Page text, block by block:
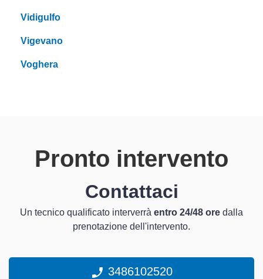
Vidigulfo
Vigevano
Voghera
Pronto intervento
Contattaci
Un tecnico qualificato interverrà entro 24/48 ore dalla
prenotazione dell'intervento.
3486102520